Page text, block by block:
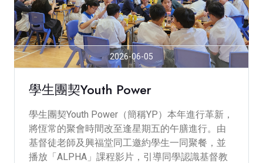
2026-06-05
學生團契Youth Power
學生團契Youth Power（簡稱YP）本年進行革新，
將恆常的聚會時間改至逢星期五的午膳進行。由
基督徒老師及興福堂同工邀約學生一同聚餐，並
播放「ALPHA」課程影片，引導同學認識基督教